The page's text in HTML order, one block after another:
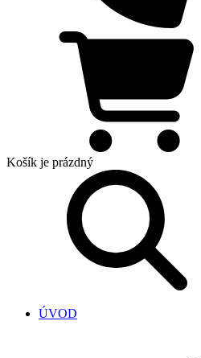
Košík je prázdný
ÚVOD